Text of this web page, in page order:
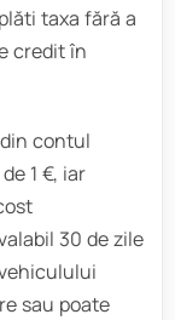
taxa fără a
credit în
contul
1 €, iar
30 de zile
sau poate